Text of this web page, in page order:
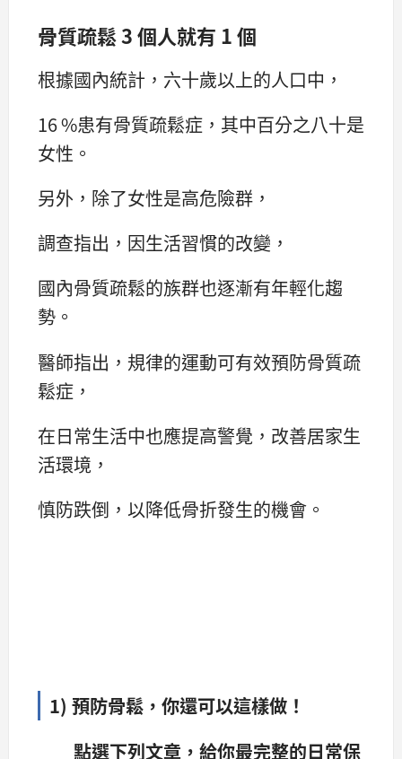
骨質疏鬆 3 個人就有 1 個
根據國內統計，六十歲以上的人口中，
16 %患有骨質疏鬆症，其中百分之八十是
女性。
另外，除了女性是高危險群，
調查指出，因生活習慣的改變，
國內骨質疏鬆的族群也逐漸有年輕化趨
勢。
醫師指出，規律的運動可有效預防骨質疏
鬆症，
在日常生活中也應提高警覺，改善居家生
活環境，
慎防跌倒，以降低骨折發生的機會。
1) 預防骨鬆，你還可以這樣做！
點選下列文章，給你最完整的日常保